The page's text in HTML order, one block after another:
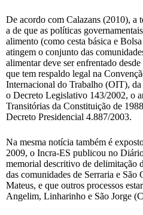
De acordo com Calazans (2010), a
a de que as políticas
alimento (como cesta básica e
atingem o conjunto das
alimentar deve ser enfrentado
que tem respaldo legal na
Internacional do Trabalho (OIT),
o Decreto Legislativo 143/2002, o
Transitórias da Constituição de
Decreto Presidencial 4.887/2003.
Na mesma notícia também é
2009, o Incra-ES publicou no
memorial descritivo de delimitação
das comunidades de Serraria e
Mateus, e que outros processos
Angelim, Linharinho e São Jorge